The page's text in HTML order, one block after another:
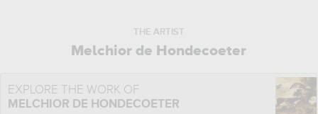
THE ARTIST
Melchior de Hondecoeter
EXPLORE THE WORK OF
MELCHIOR DE HONDECOETER